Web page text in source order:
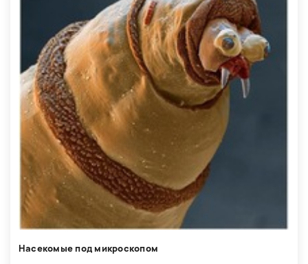
Насекомые под микроскопом